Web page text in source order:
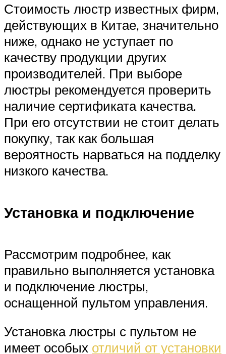
Стоимость люстр известных фирм,
действующих в Китае, значительно
ниже, однако не уступает по
качеству продукции других
производителей. При выборе
люстры рекомендуется проверить
наличие сертификата качества.
При его отсутствии не стоит делать
покупку, так как большая
вероятность нарваться на подделку
низкого качества.
Установка и подключение
Рассмотрим подробнее, как
правильно выполняется установка
и подключение люстры,
оснащенной пультом управления.
Установка люстры с пультом не
имеет особых отличий от установки